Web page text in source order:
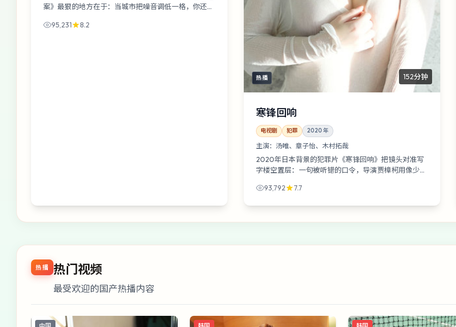
案》最狠的地方在于：当城市把噪音调低一格，你还能
95,231
8.2
热播 152分钟
寒锋回响
电视剧 犯罪 2020 年
主演： 汤唯、章子怡、木村拓哉
2020年日本背景的犯罪片《寒锋回响》把镜头对准写
字楼空置层：一句被听错的口令，导演贾樟柯用像少年
93,792
7.7
热播 热门视频
最受欢迎的国产热播内容